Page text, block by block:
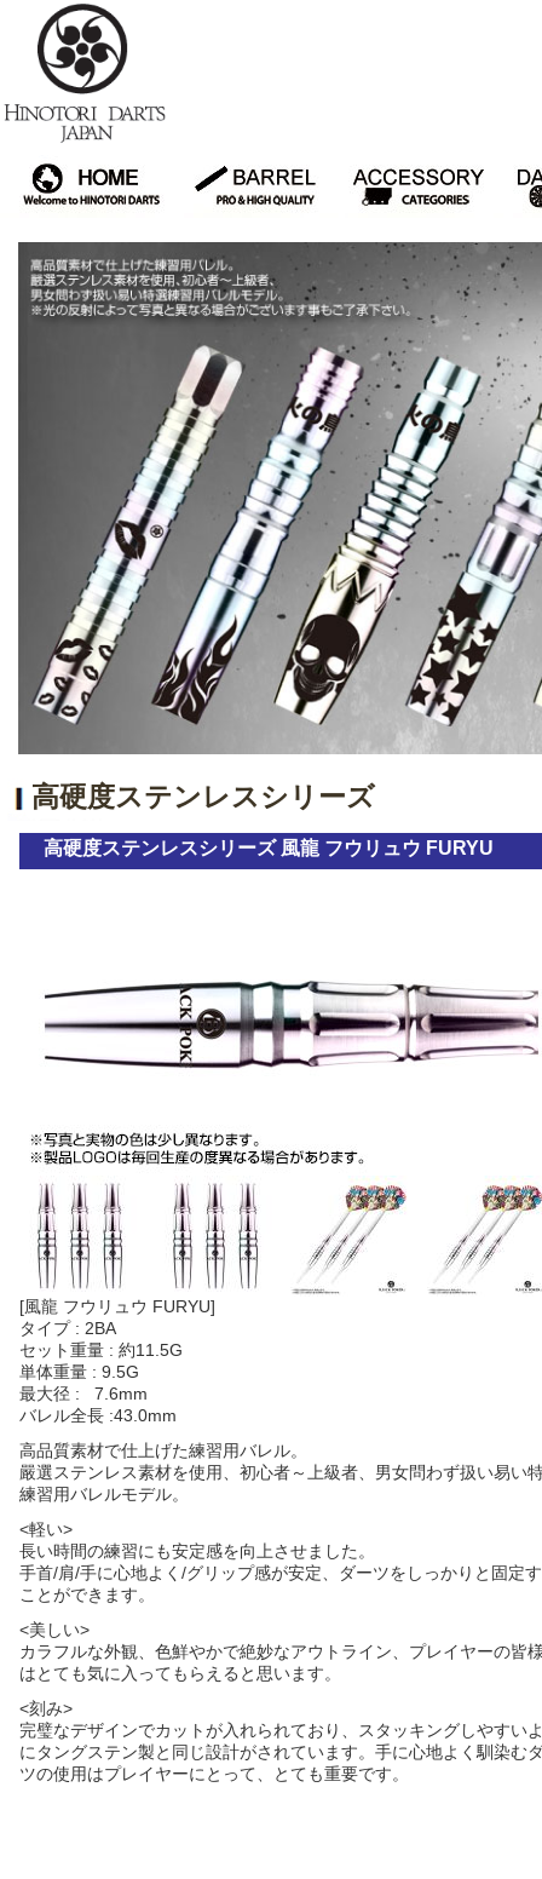
高硬度ステンレスシリーズ
高硬度ステンレスシリーズ 風龍 フウリュウ FURYU
[風龍 フウリュウ FURYU]
タイプ : 2BA
セット重量 : 約11.5G
単体重量 : 9.5G
最大径 : 7.6mm
バレル全長 :43.0mm
高品質素材で仕上げた練習用バレル。
嚴選ステンレス素材を使用、初心者～上級者、男女問わず扱い易い
練習用バレルモデル。
<軽い>
長い時間の練習にも安定感を向上させました。
手首/肩/手に心地よく/グリップ感が安定、ダーツをしっかりと固定
ことができます。
<美しい>
カラフルな外観、色鮮やかで絶妙なアウトライン、プレイヤーの皆
はとても気に入ってもらえると思います。
<刻み>
完璧なデザインでカットが入れられており、スタッキングしやすい
にタングステン製と同じ設計がされています。手に心地よく馴染む
ツの使用はプレイヤーにとって、とても重要です。